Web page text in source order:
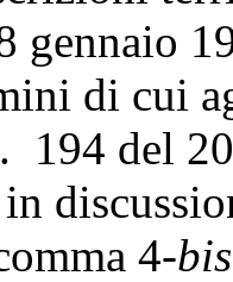
gennaio
di cui
194 del
4-bis